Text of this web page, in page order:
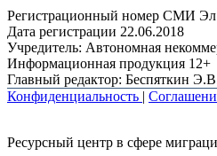
Регистрационный номер СМИ Эл
Дата регистрации 22.06.2018
Учредитель: Автономная
Информационная продукция 12+
Главный редактор: Беспяткин
Конфиденциальность |
Ресурсный центр в сфере